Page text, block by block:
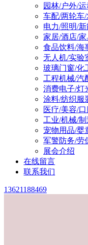
园林/户外/
车配/两轮车
电力/照明/
家居/酒店/
食品饮料/海
无人机/实验
玻璃门窗/化
工程机械/汽
消费电子/灯
涂料/纺织服
医疗/美容/
工业/机械/
宠物用品/婴
军警防务/劳
展会介绍
在线留言
联系我们
13621188469